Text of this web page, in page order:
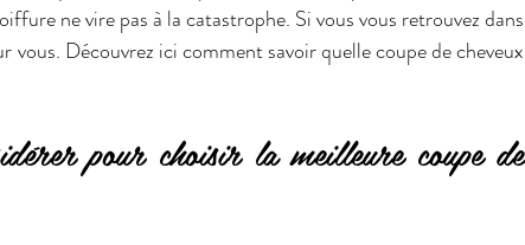
ne vire pas à la catastrophe. Si vous vous retrouvez dans
Découvrez ici comment savoir quelle coupe de cheveux
pour choisir la meilleure coupe de